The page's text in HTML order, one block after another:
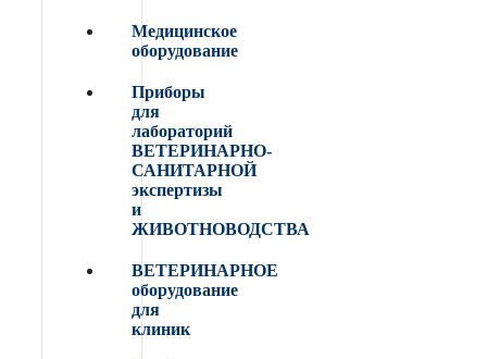
Медицинское
оборудование
Приборы
для
лабораторий
ВЕТЕРИНАРНО-
САНИТАРНОЙ
экспертизы
и
ЖИВОТНОВОДСТВА
ВЕТЕРИНАРНОЕ
оборудование
для
клиник